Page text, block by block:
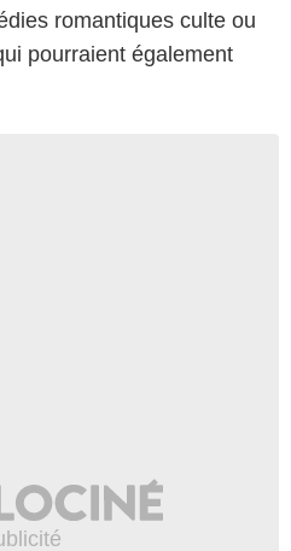
romantiques culte ou
pourraient également